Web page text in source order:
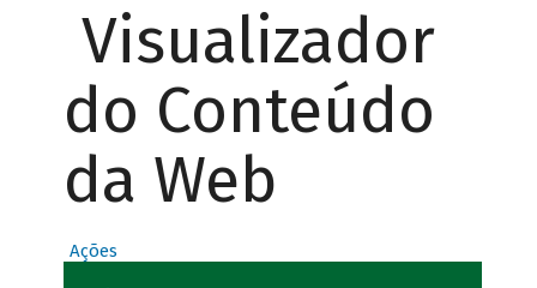
Visualizador
do Conteúdo
da Web
Ações